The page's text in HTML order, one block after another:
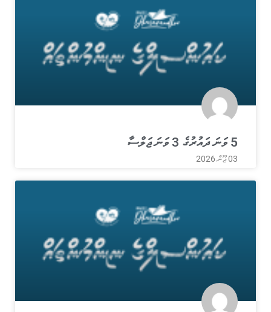
5 ވަނަ ދައުރުގެ 3 ވަނަ ޖަލްސާ
03 ޖޫން 2026